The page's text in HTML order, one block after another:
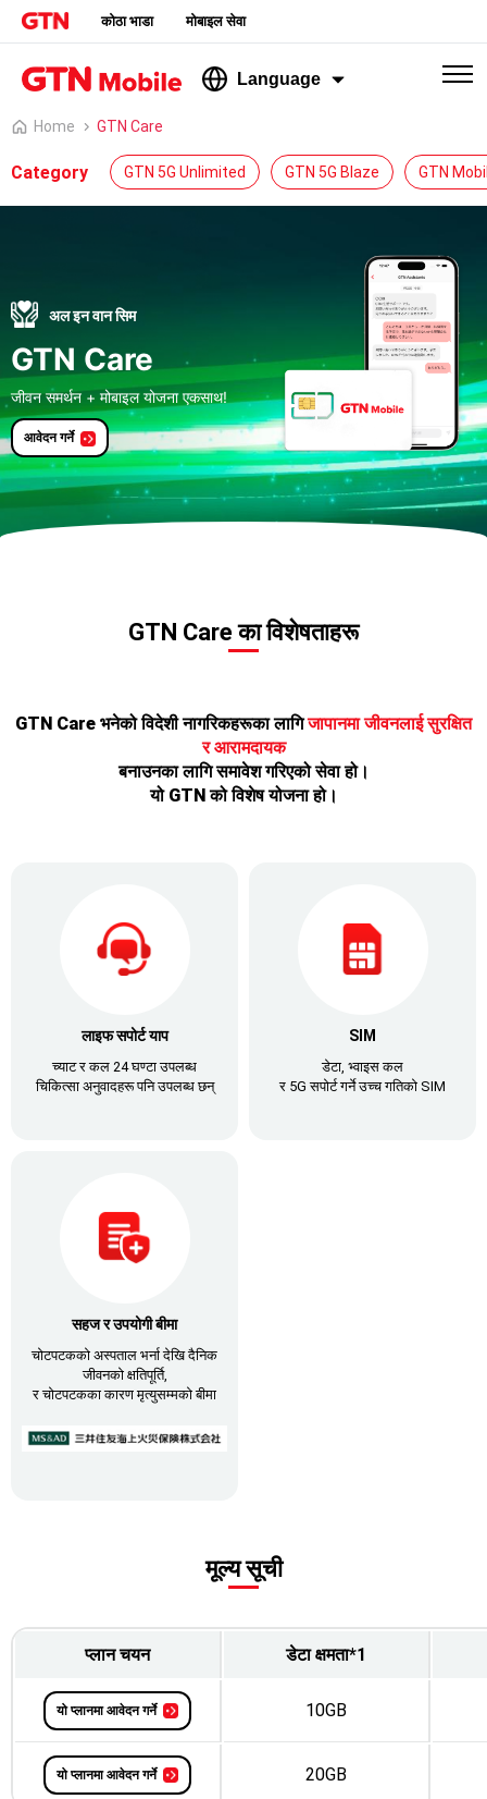
कोठा भाडा मोबाइल सेवा
Language
Home GTN Care
Category GTN 5G Unlimited GTN 5G Blaze GTN
अल इन वान सिम
GTN Care
जीवन समर्थन + मोबाइल योजना एकसाथ!
आवेदन गर्ने
GTN Care का विशेषताहरू
GTN Care भनेको विदेशी नागरिकहरूका लागिजापानमा जीवनलाई सुरक्षित
र आरामदायक
बनाउनका लागि समावेश गरिएको सेवा हो।
यो GTN को विशेष योजना हो।
लाइफ सपोर्ट याप
च्याट र कल 24 घण्टा उपलब्ध
चिकित्सा अनुवादहरू पनि उपलब्ध छन्
SIM
डेटा, भ्वाइस कल
र 5G सपोर्ट गर्ने उच्च गतिको SIM
सहज र उपयोगी बीमा
चोटपटकको अस्पताल भर्ना देखि दैनिक
जीवनको क्षतिपूर्ति,
र चोटपटकका कारण मृत्युसम्मको बीमा
मूल्य सूची
प्लान चयन डेटा क्षमता*1
यो प्लानमा आवेदन गर्ने 10GB
यो प्लानमा आवेदन गर्ने 20GB